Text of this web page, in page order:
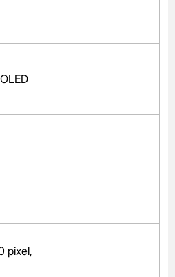
pixel,